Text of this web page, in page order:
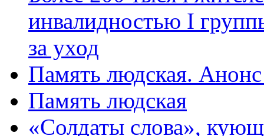
инвалидностью I
за уход
Память людская.
Память людская
«Солдаты слова»,